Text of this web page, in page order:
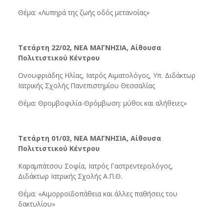
Θέμα: «Λυπηρά της ζωής οδός μετανοίας»
Τετάρτη 22/02, ΝΕΑ ΜΑΓΝΗΣΙΑ, Αίθουσα
Πολιτιστικού Κέντρου
Ονουφριάδης Ηλίας, Ιατρός Αιματολόγος, Υπ. Διδάκτωρ
Ιατρικής Σχολής Πανεπιστημίου Θεσσαλίας
Θέμα: Θρομβοφιλία-Θρόμβωση: μύθοι και αλήθειες»
Τετάρτη 01/03, ΝΕΑ ΜΑΓΝΗΣΙΑ, Αίθουσα
Πολιτιστικού Κέντρου
Καραμπάτσου Σοφία, Ιατρός Γαστρεντερολόγος,
Διδάκτωρ Ιατρικής Σχολής Α.Π.Θ.
Θέμα: «Αιμορροϊδοπάθεια και άλλες παθήσεις του
δακτυλίου»